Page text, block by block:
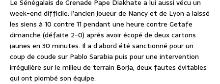
Le Sénégalais de Grenade Pape Diakhate a lui aussi vécu un
week-end difficile: l’ancien joueur de Nancy et de Lyon a laissé
les siens à 10 contre 11 pendant une heure contre Getafe
dimanche (défaite 2-0) après avoir écopé de deux cartons
jaunes en 30 minutes. Il a d’abord été sanctionné pour un
coup de coude sur Pablo Sarabia puis pour une intervention
irrégulière sur le milieu de terrain Borja, deux fautes évitables
qui ont plombé son équipe.